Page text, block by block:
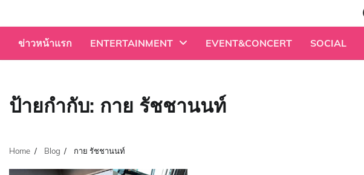
content
ข่าวหน้าแรก ENTERTAINMENT EVENT&CONCERT SOCIAL
ป้ายกำกับ: กาย รัชชานนท์
Home Blog กาย รัชชานนท์